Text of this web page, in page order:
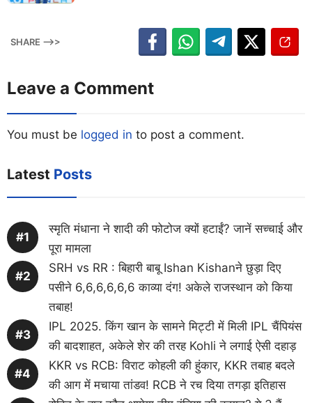
SHARE -->>
Leave a Comment
You must be logged in to post a comment.
Latest Posts
स्मृति मंधाना ने शादी की फोटोज क्यों हटाईं? जानें सच्चाई और
पूरा मामला
SRH vs RR : बिहारी बाबू Ishan Kishanने छुड़ा दिए
पसीने 6,6,6,6,6,6 काव्या दंग! अकेले राजस्थान को किया
तबाह!
IPL 2025. किंग खान के सामने मिट्टी में मिली IPL चैंपियंस
की बादशाहत, अकेले शेर की तरह Kohli ने लगाई ऐसी दहाड़
KKR vs RCB: विराट कोहली की हुंकार, KKR तबाह बदले
की आग में मचाया तांडव! RCB ने रच दिया तगड़ा इतिहास